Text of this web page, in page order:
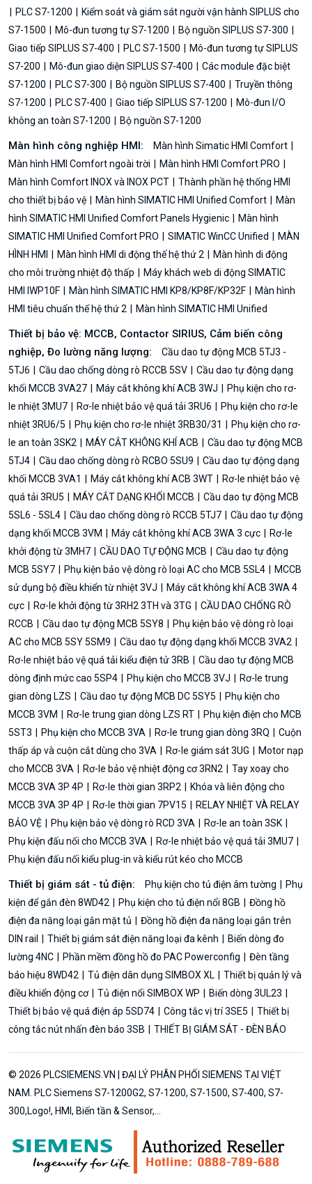
PLC S7-1200
Kiểm soát và giám sát người vận hành SIPLUS cho
S7-1500
Mô-đun tương tự S7-1200
Bộ nguồn SIPLUS S7-300
Giao tiếp SIPLUS S7-400
PLC S7-1500
Mô-đun tương tự SIPLUS
S7-200
Mô-đun giao diện SIPLUS S7-400
Các module đặc biệt
S7-1200
PLC S7-300 Bộ nguồn SIPLUS S7-400
Truyền thông
S7-1200
PLC S7-400 Giao tiếp SIPLUS S7-1200
Mô-đun I/O
không an toàn S7-1200
Bộ nguồn S7-1200
Màn hình công nghiệp HMI:
Màn hình Simatic HMI Comfort
Màn hình HMI Comfort ngoài trời
Màn hình HMI Comfort PRO
Màn hình Comfort INOX và INOX PCT
Thành phần hệ thống HMI
cho thiết bị bảo vệ
Màn hình SIMATIC HMI Unified Comfort
Màn
hình SIMATIC HMI Unified Comfort Panels Hygienic
Màn hình
SIMATIC HMI Unified Comfort PRO
SIMATIC WinCC Unified
MÀN
HÌNH HMI
Màn hình HMI di động thế hệ thứ 2
Màn hình di động
cho môi trường nhiệt độ thấp
Máy khách web di động SIMATIC
HMI IWP10F
Màn hình SIMATIC HMI KP8/KP8F/KP32F
Màn hình
HMI tiêu chuẩn thế hệ thứ 2
Màn hình SIMATIC HMI Unified
Thiết bị bảo vệ: MCCB, Contactor SIRIUS, Cảm biến công
nghiệp, Đo lường năng lượng:
Cầu dao tự động MCB 5TJ3 -
5TJ6
Cầu dao chống dòng rò RCCB 5SV
Cầu dao tự động dạng
khối MCCB 3VA27
Máy cắt không khí ACB 3WJ
Phụ kiện cho rơ-
le nhiệt 3MU7
Rơ-le nhiệt bảo vệ quá tải 3RU6
Phụ kiện cho rơ-le
nhiệt 3RU6/5
Phụ kiện cho rơ-le nhiệt 3RB30/31
Phụ kiện cho rơ-
le an toàn 3SK2
MÁY CẮT KHÔNG KHÍ ACB
Cầu dao tự động MCB
5TJ4
Cầu dao chống dòng rò RCBO 5SU9
Cầu dao tự động dạng
khối MCCB 3VA1
Máy cắt không khí ACB 3WT
Rơ-le nhiệt bảo vệ
quá tải 3RU5
MÁY CẮT DẠNG KHỐI MCCB
Cầu dao tự động MCB
5SL6 - 5SL4
Cầu dao chống dòng rò RCCB 5TJ7
Cầu dao tự động
dạng khối MCCB 3VM
Máy cắt không khí ACB 3WA 3 cực
Rơ-le
khởi động từ 3MH7
CẦU DAO TỰ ĐỘNG MCB
Cầu dao tự động
MCB 5SY7
Phụ kiện bảo vệ dòng rò loại AC cho MCB 5SL4
MCCB
sử dụng bộ điều khiển từ nhiệt 3VJ
Máy cắt không khí ACB 3WA 4
cực
Rơ-le khởi động từ 3RH2 3TH và 3TG
CẦU DAO CHỐNG RÒ
RCCB
Cầu dao tự động MCB 5SY8
Phụ kiện bảo vệ dòng rò loại
AC cho MCB 5SY 5SM9
Cầu dao tự động dạng khối MCCB 3VA2
Rơ-le nhiệt bảo vệ quá tải kiểu điện tử 3RB
Cầu dao tự động MCB
dòng định mức cao 5SP4
Phụ kiện cho MCCB 3VJ
Rơ-le trung
gian dòng LZS
Cầu dao tự động MCB DC 5SY5
Phụ kiện cho
MCCB 3VM
Rơ-le trung gian dòng LZS RT
Phụ kiện điện cho MCB
5ST3
Phụ kiện cho MCCB 3VA Rơ-le trung gian dòng 3RQ
Cuộn
thấp áp và cuộn cắt dùng cho 3VA
Rơ-le giám sát 3UG
Motor nạp
cho MCCB 3VA
Rơ-le bảo vệ nhiệt động cơ 3RN2
Tay xoay cho
MCCB 3VA 3P 4P
Rơ-le thời gian 3RP2
Khóa và liên động cho
MCCB 3VA 3P 4P
Rơ-le thời gian 7PV15
RELAY NHIỆT VÀ RELAY
BẢO VỆ
Phụ kiện bảo vệ dòng rò RCD 3VA
Rơ-le an toàn 3SK
Phụ kiện đấu nối cho MCCB 3VA
Rơ-le nhiệt bảo vệ quá tải 3MU7
Phụ kiện đấu nối kiểu plug-in và kiểu rút kéo cho MCCB
Thiết bị giám sát - tủ điện: Phụ kiện cho tủ điện âm tường
Phụ
kiện để gắn đèn 8WD42
Phụ kiện cho tủ điện nổi 8GB
Đồng hồ
điện đa năng loại gắn mặt tủ
Đồng hồ điện đa năng loại gắn trên
DIN rail
Thiết bị giám sát điện năng loại đa kênh
Biến dòng đo
lường 4NC
Phần mềm đồng hồ đo PAC Powerconfig
Đèn tầng
báo hiệu 8WD42
Tủ điện dân dụng SIMBOX XL
Thiết bị quản lý và
điều khiển động cơ
Tủ điện nổi SIMBOX WP
Biến dòng 3UL23
Thiết bị bảo vệ quá điện áp 5SD74
Công tắc vị trí 3SE5
Thiết bị
công tắc nút nhấn đèn báo 3SB
THIẾT BỊ GIÁM SÁT - ĐÈN BÁO
© 2026 PLCSIEMENS.VN | ĐẠI LÝ PHÂN PHỐI SIEMENS TẠI VIỆT
NAM. PLC Siemens S7-1200G2, S7-1200, S7-1500, S7-400, S7-
300,Logo!, HMI, Biến tần & Sensor,...